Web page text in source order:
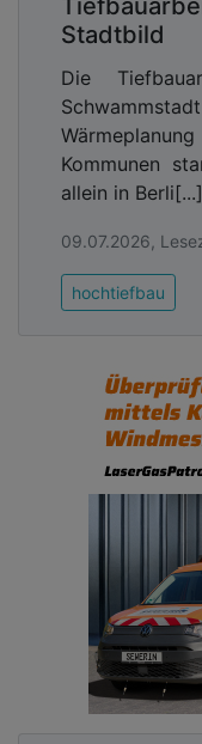
Stadtbild
Die
Kommunen
allein in Berli[...]
09.07.2026,
hochtiefbau